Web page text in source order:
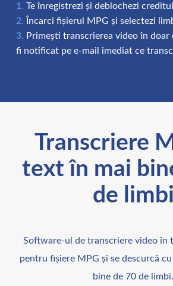
Te înregistrezi și deblochezi
Încarci fișierul MPG și selectezi
Primești transcrierea video în doar
fi notificat pe e-mail imediat ce
Transcriere
text în mai
de limbi
Software-ul de transcriere video în
pentru fișiere MPG și se descurcă
bine de 70 de limbi.